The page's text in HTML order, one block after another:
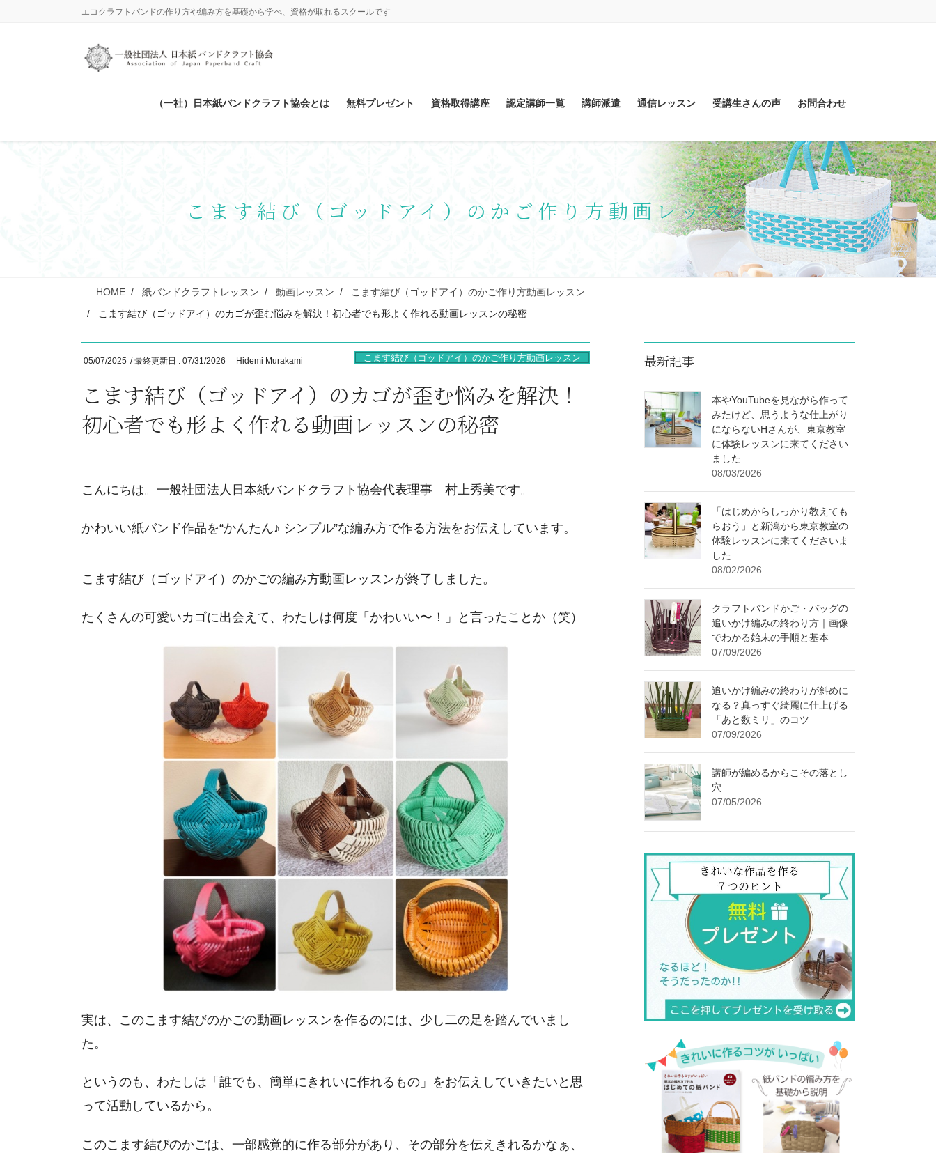
動
に
エコクラフトバンドの作り方や編み方を基礎から学べ、資格が取れるスクールです
（一社）日本紙バンドクラフト協会とは 無料プレゼント 資格取得講座 認定講師一覧 講師派遣 通信レッスン 受講生さんの声 お問合わせ
こます結び（ゴッドアイ）のかご作り方動画レッスン
HOME 紙バンドクラフトレッスン 動画レッスン こます結び（ゴッドアイ）のかご作り方動画レッスン
こます結び（ゴッドアイ）のカゴが歪む悩みを解決！初心者でも形よく作れる動画レッスンの秘密
05/07/2025 / 最終更新日 : 07/31/2026 Hidemi Murakami こます結び（ゴッドアイ）のかご作り方動画レッスン
こます結び（ゴッドアイ）のカゴが歪む悩みを解決！
初心者でも形よく作れる動画レッスンの秘密
こんにちは。一般社団法人日本紙バンドクラフト協会代表理事 村上秀美です。
かわいい紙バンド作品を“かんたん♪ シンプル”な編み方で作る方法をお伝えしています。
こます結び（ゴッドアイ）のかごの編み方動画レッスンが終了しました。
たくさんの可愛いカゴに出会えて、わたしは何度「かわいい〜！」と言ったことか（笑）
実は、このこます結びのかごの動画レッスンを作るのには、少し二の足を踏んでいまし
た。
というのも、わたしは「誰でも、簡単にきれいに作れるもの」をお伝えしていきたいと思
って活動しているから。
このこます結びのかごは、一部感覚的に作る部分があり、その部分を伝えきれるかなぁ、
最新記事
本やYouTubeを見ながら作って
みたけど、思うような仕上がり
にならないHさんが、東京教室
に体験レッスンに来てください
ました
08/03/2026
「はじめからしっかり教えても
らおう」と新潟から東京教室の
体験レッスンに来てくださいま
した
08/02/2026
クラフトバンドかご・バッグの
追いかけ編みの終わり方｜画像
でわかる始末の手順と基本
07/09/2026
追いかけ編みの終わりが斜めに
なる？真っすぐ綺麗に仕上げる
「あと数ミリ」のコツ
07/09/2026
講師が編めるからこその落とし
穴
07/05/2026